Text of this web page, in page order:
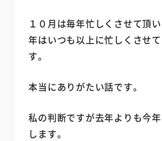
１０月は毎年忙しくさせて頂
年はいつも以上に忙しくさせ
す。
本当にありがたい話です。
私の判断ですが去年よりも今
します。